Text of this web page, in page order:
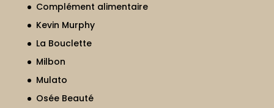
Complément alimentaire
Kevin Murphy
La Bouclette
Milbon
Mulato
Osée Beauté